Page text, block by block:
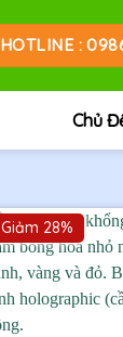
HOTLINE :
Chủ
Giảm 28%